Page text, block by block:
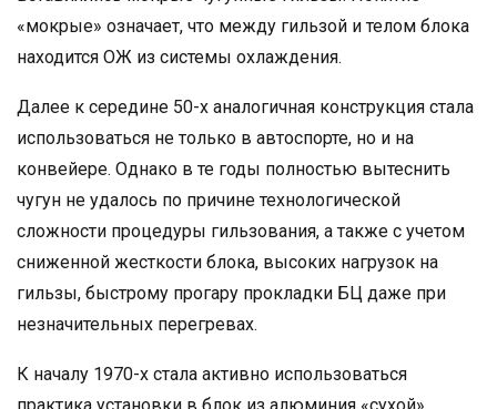
«мокрые» означает, что между гильзой и телом блока
находится ОЖ из системы охлаждения.
Далее к середине 50-х аналогичная конструкция стала
использоваться не только в автоспорте, но и на
конвейере. Однако в те годы полностью вытеснить
чугун не удалось по причине технологической
сложности процедуры гильзования, а также с учетом
сниженной жесткости блока, высоких нагрузок на
гильзы, быстрому прогару прокладки БЦ даже при
незначительных перегревах.
К началу 1970-х стала активно использоваться